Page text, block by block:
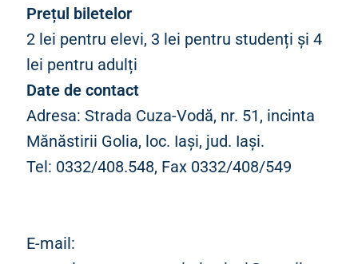
Prețul biletelor
2 lei pentru elevi, 3 lei pentru studenți și 4
lei pentru adulți
Date de contact
Adresa: Strada Cuza-Vodă, nr. 51, incinta
Mănăstirii Golia, loc. Iași, jud. Iași.
Tel: 0332/408.548, Fax 0332/408/549
E-mail: